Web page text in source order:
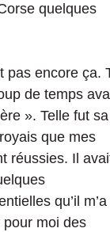
quelques
pas encore ça.
de temps
». Telle fut sa
que mes
réussies. Il
qu’il m’a
moi des